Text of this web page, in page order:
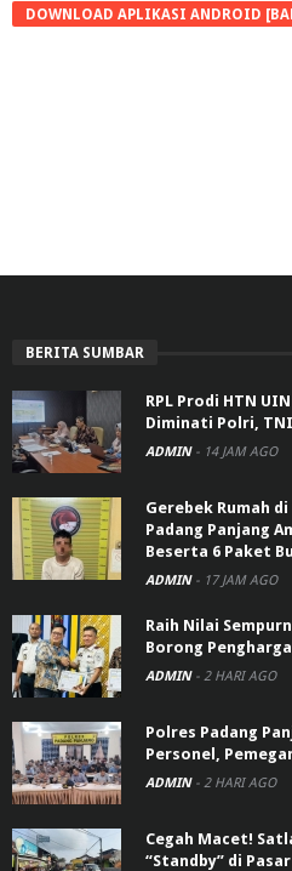
DOWNLOAD APLIKASI ANDROID
BERITA SUMBAR
RPL Prodi HTN
Diminati Polri,
ADMIN - 14 JAM AGO
Gerebek Rumah
Padang Panjang
Beserta 6 Paket
ADMIN - 17 JAM AGO
Raih Nilai
Borong
ADMIN - 2 HARI AGO
Polres Padang
Personel,
ADMIN - 2 HARI AGO
Cegah Macet!
“Standby” di